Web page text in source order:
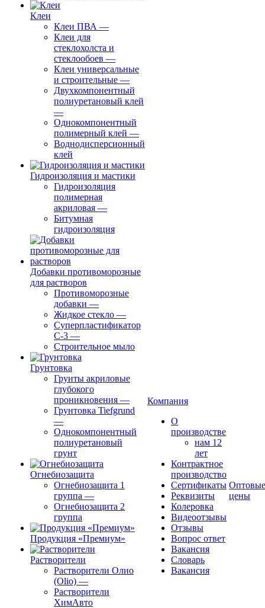
Клеи
Клеи ПВА —
Клеи для
стеклохолста и
стеклообоев —
Клеи универсальные
и строительные —
Двухкомпонентный
полиуретановый клей
—
Однокомпонентный
полимерный клей —
Воднодисперсионный
клей
Гидроизоляция и мастики
Гидроизоляция
полимерная
акриловая —
Битумная
гидроизоляция
Добавки противоморозные
для растворов
Противоморозные
добавки —
Жидкое стекло —
Суперпластификатор
С-3 —
Строительное мыло
Грунтовка
Грунты акриловые
глубокого
проникновения —
Грунтовка Tiefgrund
—
Однокомпонентный
полиуретановый
грунт
Огнебиозащита
Огнебиозащита 1
группа —
Огнебиозащита 2
группа
Продукция «Премиум»
Растворители
Растворители Олио
(Olio) —
Растворители
ХимАвто
Компания
О
производстве
нам 12
лет
Контрактное
производство
Сертификаты
Реквизиты
Колеровка
Видеоотзывы
Отзывы
Вопрос ответ
Вакансия
Словарь
Вакансия
Оптовые
цены